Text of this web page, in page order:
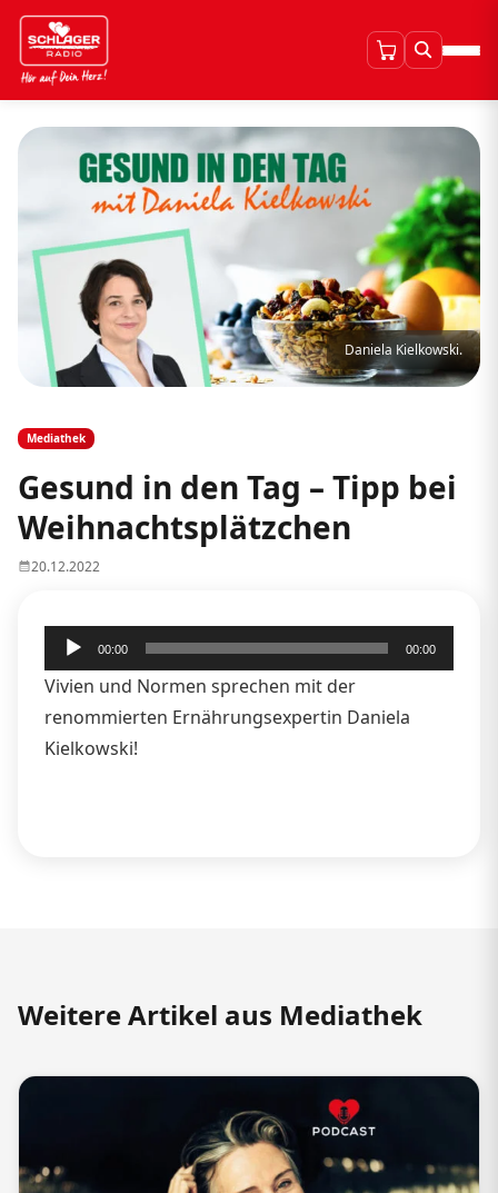
Daniela Kielkowski.
Mediathek
Gesund in den Tag – Tipp bei
Weihnachtsplätzchen
20.12.2022
Audio-
Player
00:00 00:00
Vivien und Normen sprechen mit der
renommierten Ernährungsexpertin Daniela
Kielkowski!
Weitere Artikel aus Mediathek